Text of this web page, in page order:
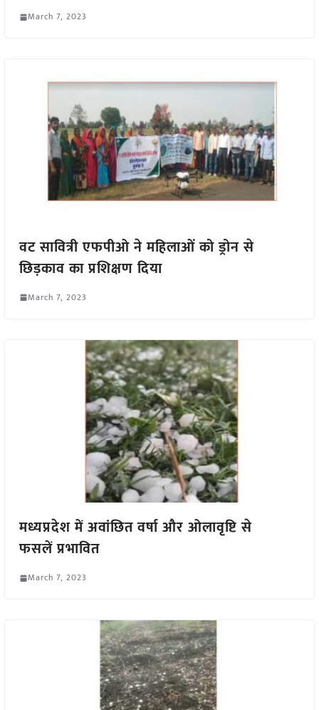
March 7, 2023
वट सावित्री एफपीओ ने महिलाओं को ड्रोन से
छिड़काव का प्रशिक्षण दिया
March 7, 2023
मध्यप्रदेश में अवांछित वर्षा और ओलावृष्टि से
फसलें प्रभावित
March 7, 2023